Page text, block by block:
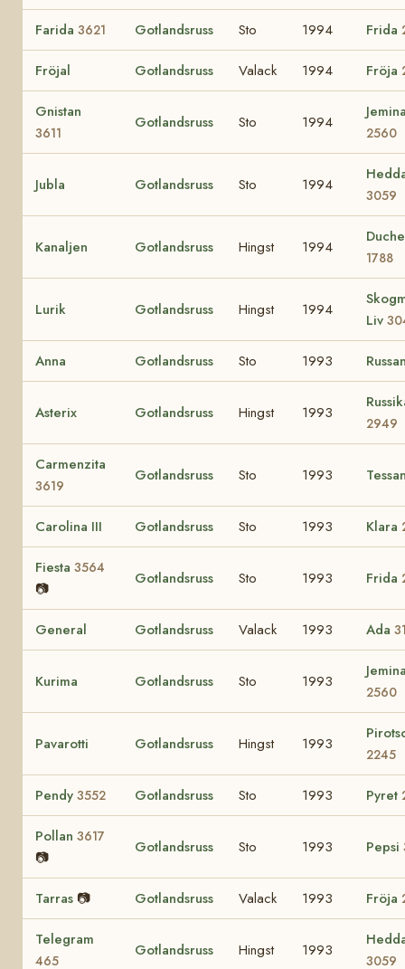
Farida 3621 Gotlandsruss Sto 1994 Frida
Fröjal Gotlandsruss Valack 1994 Fröja
Gnistan
3611
Gotlandsruss Sto 1994
2560
Jubla Gotlandsruss Sto 1994
3059
Kanaljen Gotlandsruss Hingst 1994
1788
Lurik Gotlandsruss Hingst 1994
Liv
Anna Gotlandsruss Sto 1993
Asterix Gotlandsruss Hingst 1993
2949
Carmenzita
3619
Gotlandsruss Sto 1993
Carolina III Gotlandsruss Sto 1993 Klara
Fiesta 3564
📷
Gotlandsruss Sto 1993 Frida
General Gotlandsruss Valack 1993 Ada
Kurima Gotlandsruss Sto 1993
2560
Pavarotti Gotlandsruss Hingst 1993
2245
Pendy 3552 Gotlandsruss Sto 1993 Pyret
Pollan 3617
📷
Gotlandsruss Sto 1993 Pepsi
Tarras 📷 Gotlandsruss Valack 1993 Fröja
Telegram
465
Gotlandsruss Hingst 1993
3059